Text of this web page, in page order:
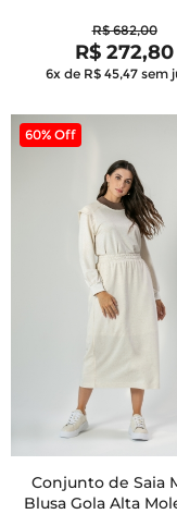
R$ 682,00
R$ 272,80
6x de R$ 45,47 sem
60% Off
Conjunto de Saia
Blusa Gola Alta